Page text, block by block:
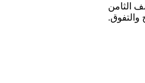
والتفوق.